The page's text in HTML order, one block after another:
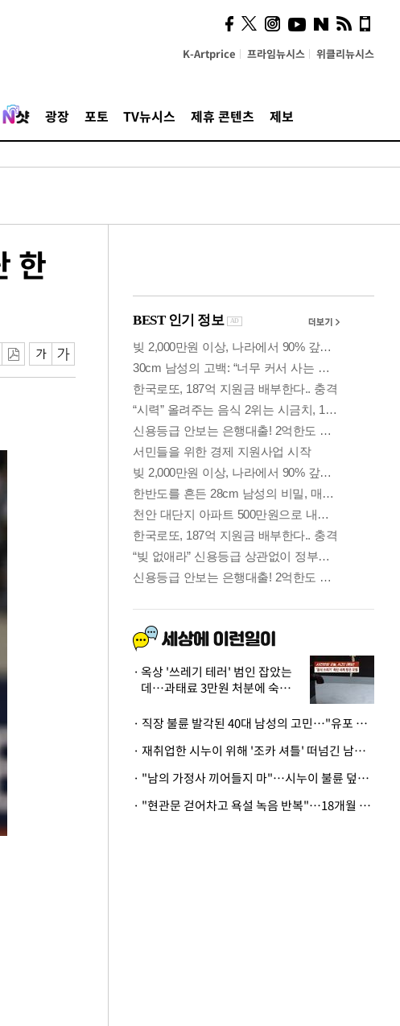
K-Artprice 프라임뉴시스 위클리뉴시스
광장 포토 TV뉴시스 제휴 콘텐츠 제보
한
시, 스마트폰 액세서리에
NFC 더했다
옥상 '쓰레기 테러' 범인 잡았는
데…과태료 3만원 처분에 숙박업
· 직장 불륜 발각된 40대 남성의 고민…"유포 동료 명예훼손·협박죄 고소 가능할까"
· 재취업한 시누이 위해 '조카 셔틀' 떠넘긴 남편…아내 "난 못한다"
· "남의 가정사 끼어들지 마"…시누이 불륜 덮으려는 남편에 억울한 아내
· "현관문 걷어차고 욕설 녹음 반복"…18개월 아기 키우는 집 뒤흔든 '앞집의 비극'